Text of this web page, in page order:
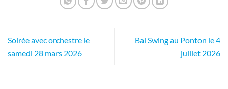
Soirée avec orchestre le
samedi 28 mars 2026
Bal Swing au Ponton le 4
juillet 2026